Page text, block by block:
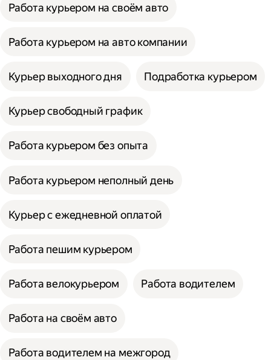
Работа курьером на своём авто
Работа курьером на авто компании
Курьер выходного дня Подработка курьером
Курьер свободный график
Работа курьером без опыта
Работа курьером неполный день
Курьер с ежедневной оплатой
Работа пешим курьером
Работа велокурьером Работа водителем
Работа на своём авто
Работа водителем на межгород